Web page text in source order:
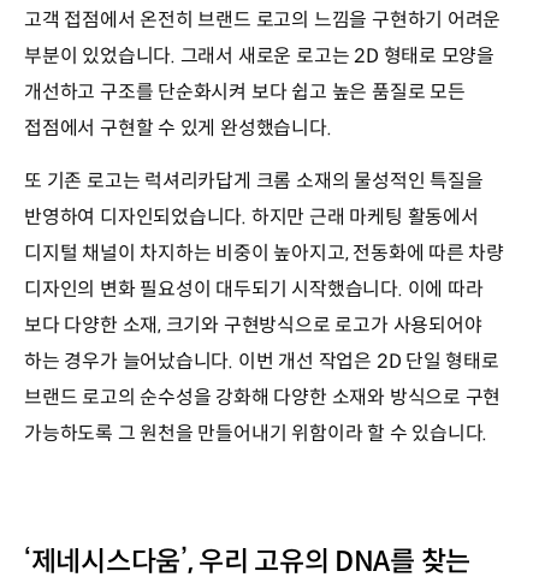
고객 접점에서 온전히 브랜드 로고의 느낌을 구현하기 어려운
부분이 있었습니다. 그래서 새로운 로고는 2D 형태로 모양을
개선하고 구조를 단순화시켜 보다 쉽고 높은 품질로 모든
접점에서 구현할 수 있게 완성했습니다.
또 기존 로고는 럭셔리카답게 크롬 소재의 물성적인 특질을
반영하여 디자인되었습니다. 하지만 근래 마케팅 활동에서
디지털 채널이 차지하는 비중이 높아지고, 전동화에 따른 차량
디자인의 변화 필요성이 대두되기 시작했습니다. 이에 따라
보다 다양한 소재, 크기와 구현방식으로 로고가 사용되어야
하는 경우가 늘어났습니다. 이번 개선 작업은 2D 단일 형태로
브랜드 로고의 순수성을 강화해 다양한 소재와 방식으로 구현
가능하도록 그 원천을 만들어내기 위함이라 할 수 있습니다.
‘제네시스다움’, 우리 고유의 DNA를 찾는